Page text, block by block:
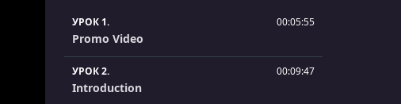
УРОК 1. 00:05:55
Promo Video
УРОК 2. 00:09:47
Introduction